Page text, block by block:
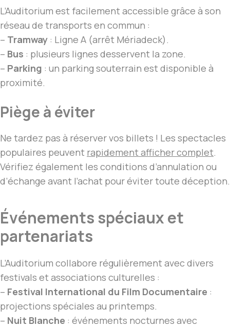
L’Auditorium est facilement accessible grâce à son
réseau de transports en commun :
– Tramway : Ligne A (arrêt Mériadeck).
– Bus : plusieurs lignes desservent la zone.
– Parking : un parking souterrain est disponible à
proximité.
Piège à éviter
Ne tardez pas à réserver vos billets ! Les spectacles
populaires peuvent rapidement afficher complet.
Vérifiez également les conditions d’annulation ou
d’échange avant l’achat pour éviter toute déception.
Événements spéciaux et
partenariats
L’Auditorium collabore régulièrement avec divers
festivals et associations culturelles :
– Festival International du Film Documentaire :
projections spéciales au printemps.
– Nuit Blanche : événements nocturnes avec